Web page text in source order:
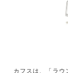
カフスは、「ラウ